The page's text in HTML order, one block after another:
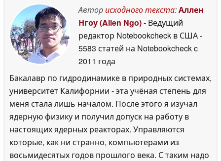
2026
Авторисходного текста:Аллен
Нгоу (Allen Ngo)- Ведущий
редактор Notebookcheck в США-
5583 статей на Notebookcheckc
2011 года
Бакалавр по гидродинамике в природных системах,
университет Калифорнии - эта учёная степень для
меня стала лишь началом. После этого я изучал
ядерную физику и получил допуск на работу в
настоящих ядерных реакторах. Управляются
которые, как ни странно, компьютерами из
восьмидесятых годов прошлого века. С таким надо